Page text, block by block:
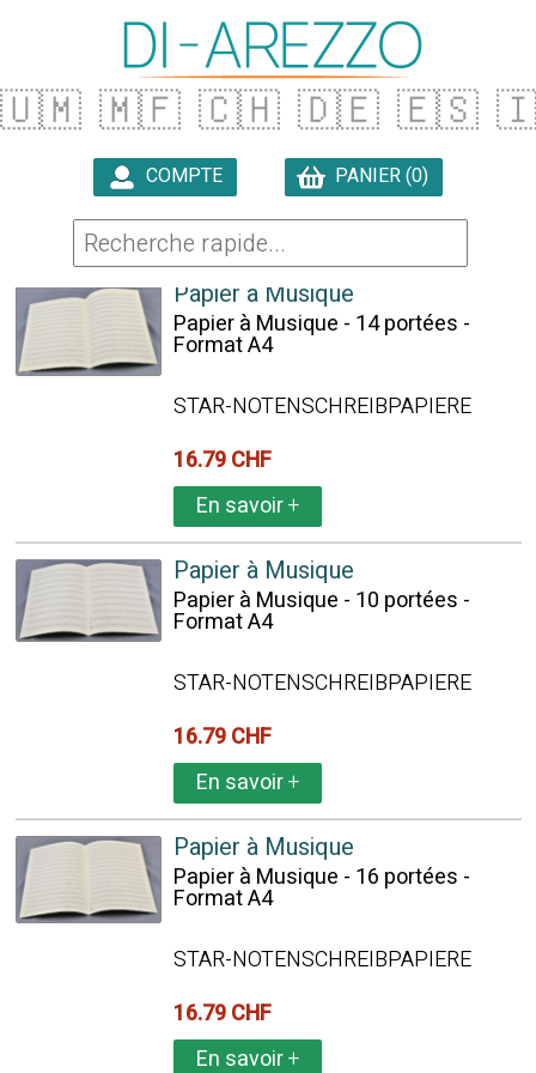
🇺🇲 🇲🇫 🇨🇭 🇩🇪 🇪🇸
COMPTE PANIER (0)
3 ARTICLES TROUVÉS
Papier à Musique
Papier à Musique - 14 portées -
Format A4
STAR-NOTENSCHREIBPAPIERE
16.79 CHF
En savoir+
Papier à Musique
Papier à Musique - 10 portées -
Format A4
STAR-NOTENSCHREIBPAPIERE
16.79 CHF
En savoir+
Papier à Musique
Papier à Musique - 16 portées -
Format A4
STAR-NOTENSCHREIBPAPIERE
16.79 CHF
En savoir+